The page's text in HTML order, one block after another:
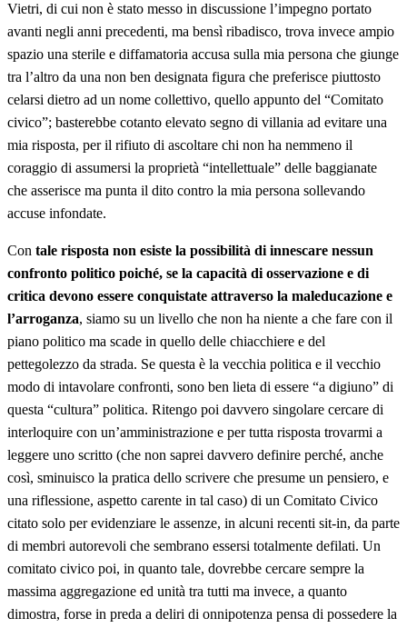
Vietri, di cui non è stato messo in discussione l’impegno portato
avanti negli anni precedenti, ma bensì ribadisco, trova invece ampio
spazio una sterile e diffamatoria accusa sulla mia persona che giunge
tra l’altro da una non ben designata figura che preferisce piuttosto
celarsi dietro ad un nome collettivo, quello appunto del “Comitato
civico”; basterebbe cotanto elevato segno di villania ad evitare una
mia risposta, per il rifiuto di ascoltare chi non ha nemmeno il
coraggio di assumersi la proprietà “intellettuale” delle baggianate
che asserisce ma punta il dito contro la mia persona sollevando
accuse infondate.
Con tale risposta non esiste la possibilità di innescare nessun
confronto politico poiché, se la capacità di osservazione e di
critica devono essere conquistate attraverso la maleducazione e
l’arroganza, siamo su un livello che non ha niente a che fare con il
piano politico ma scade in quello delle chiacchiere e del
pettegolezzo da strada. Se questa è la vecchia politica e il vecchio
modo di intavolare confronti, sono ben lieta di essere “a digiuno” di
questa “cultura” politica. Ritengo poi davvero singolare cercare di
interloquire con un’amministrazione e per tutta risposta trovarmi a
leggere uno scritto (che non saprei davvero definire perché, anche
così, sminuisco la pratica dello scrivere che presume un pensiero, e
una riflessione, aspetto carente in tal caso) di un Comitato Civico
citato solo per evidenziare le assenze, in alcuni recenti sit-in, da parte
di membri autorevoli che sembrano essersi totalmente defilati. Un
comitato civico poi, in quanto tale, dovrebbe cercare sempre la
massima aggregazione ed unità tra tutti ma invece, a quanto
dimostra, forse in preda a deliri di onnipotenza pensa di possedere la